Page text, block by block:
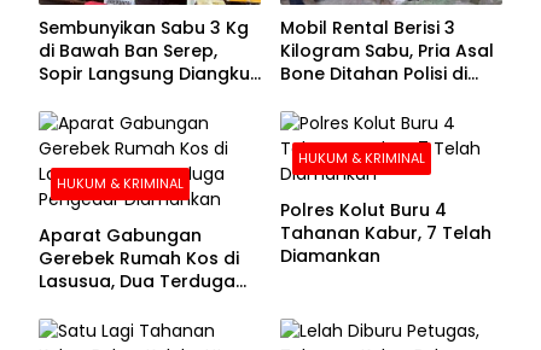
Sembunyikan Sabu 3 Kg
di Bawah Ban Serep,
Sopir Langsung Diangkut
Mobil Rental Berisi 3
Kilogram Sabu, Pria Asal
Bone Ditahan Polisi di
HUKUM & KRIMINAL
Aparat Gabungan
Gerebek Rumah Kos di
Lasusua, Dua Terduga
HUKUM & KRIMINAL
Polres Kolut Buru 4
Tahanan Kabur, 7 Telah
Diamankan